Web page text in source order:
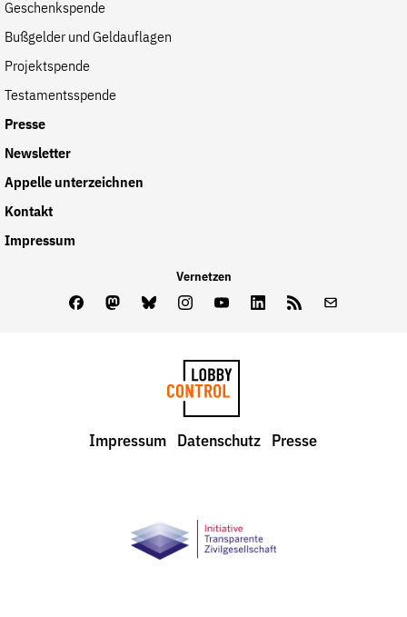
Geschenkspende
Bußgelder und Geldauflagen
Projektspende
Testamentsspende
Presse
Newsletter
Appelle unterzeichnen
Kontakt
Impressum
Vernetzen
FacebookMastodon
BlueskyInstagram
YoutubeLinkedInFeed
LobbyControl
Impressum Datenschutz Presse